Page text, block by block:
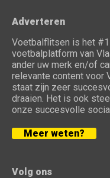
Adverteren
Voetbalflitsen is het
voetbalplatform van
ander uw merk en/of
relevante content voor
staat zijn zeer
draaien. Het is ook
onze succesvolle
Meer weten?
Volg ons